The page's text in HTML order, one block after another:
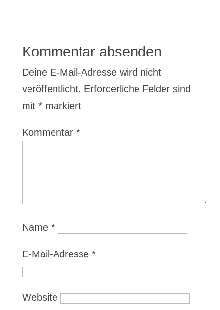
Kommentar absenden
Deine E-Mail-Adresse wird nicht
veröffentlicht. Erforderliche Felder sind
mit *markiert
Kommentar *
Name *
E-Mail-Adresse *
Website